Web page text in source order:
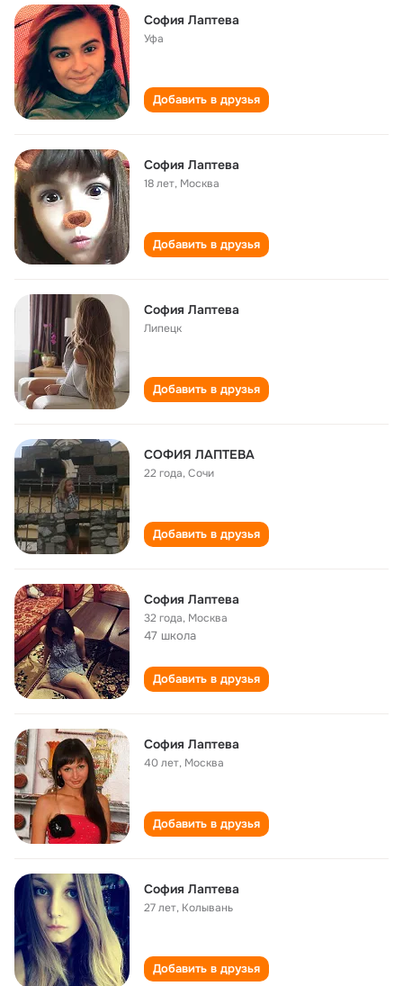
София Лаптева
Уфа
Добавить в друзья
София Лаптева
18 лет, Москва
Добавить в друзья
София Лаптева
Липецк
Добавить в друзья
СОФИЯ ЛАПТЕВА
22 года,Сочи
Добавить в друзья
София Лаптева
32 года, Москва
47 школа
Добавить в друзья
София Лаптева
40 лет, Москва
Добавить в друзья
София Лаптева
27 лет, Колывань
Добавить в друзья